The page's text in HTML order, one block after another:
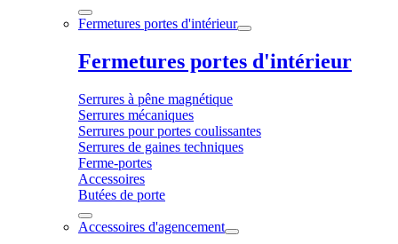
Fermetures portes d'intérieur
Fermetures portes d'intérieur
Serrures à pêne magnétique
Serrures mécaniques
Serrures pour portes coulissantes
Serrures de gaines techniques
Ferme-portes
Accessoires
Butées de porte
Accessoires d'agencement